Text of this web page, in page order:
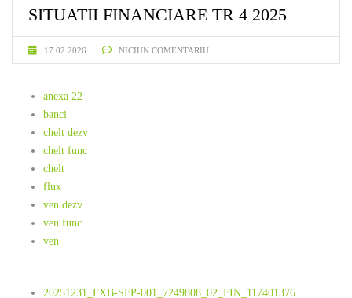
SITUATII FINANCIARE TR 4 2025
17.02.2026 NICIUN COMENTARIU
anexa 22
banci
chelt dezv
chelt func
chelt
flux
ven dezv
ven func
ven
20251231_FXB-SFP-001_7249808_02_FIN_117401376